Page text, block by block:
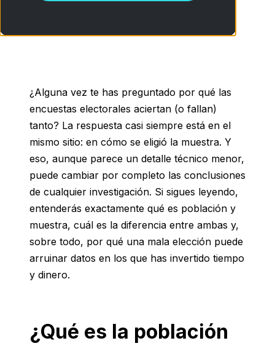
¿Alguna vez te has preguntado por qué las
encuestas electorales aciertan (o fallan)
tanto? La respuesta casi siempre está en el
mismo sitio: en cómo se eligió la muestra. Y
eso, aunque parece un detalle técnico menor,
puede cambiar por completo las conclusiones
de cualquier investigación. Si sigues leyendo,
entenderás exactamente qué es población y
muestra, cuál es la diferencia entre ambas y,
sobre todo, por qué una mala elección puede
arruinar datos en los que has invertido tiempo
y dinero.
¿Qué es la población